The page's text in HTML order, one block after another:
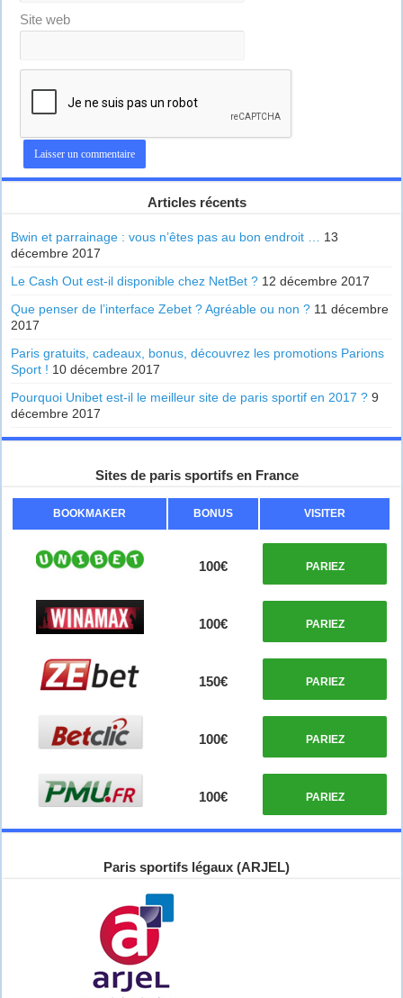
Site web
Articles récents
Bwin et parrainage : vous n’êtes pas au bon endroit …
13
décembre 2017
Le Cash Out est-il disponible chez NetBet ? 12 décembre 2017
Que penser de l’interface Zebet ? Agréable ou non ? 11 décembre
2017
Paris gratuits, cadeaux, bonus, découvrez les promotions Parions
Sport ! 10 décembre 2017
Pourquoi Unibet est-il le meilleur site de paris sportif en 2017 ? 9
décembre 2017
Sites de paris sportifs en France
BOOKMAKER BONUS VISITER
100€ PARIEZ
100€ PARIEZ
150€ PARIEZ
100€ PARIEZ
100€ PARIEZ
Paris sportifs légaux (ARJEL)